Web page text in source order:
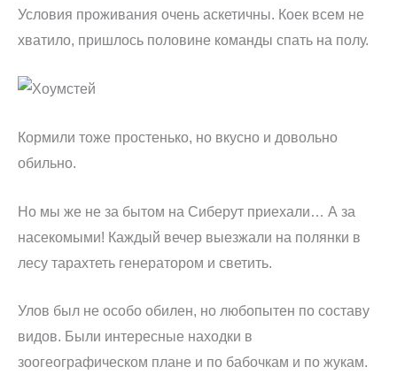
Условия проживания очень аскетичны. Коек всем не
хватило, пришлось половине команды спать на полу.
Кормили тоже простенько, но вкусно и довольно
обильно.
Но мы же не за бытом на Сиберут приехали… А за
насекомыми! Каждый вечер выезжали на полянки в
лесу тарахтеть генератором и светить.
Улов был не особо обилен, но любопытен по составу
видов. Были интересные находки в
зоогеографическом плане и по бабочкам и по жукам.